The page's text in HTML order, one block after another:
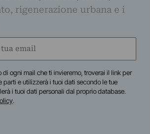
rigenerazione urbana e i
ogni mail che ti invieremo, troverai il link per
parti e utilizzerà i tuoi dati secondo le tue
i tuoi dati personali dal proprio database.
.